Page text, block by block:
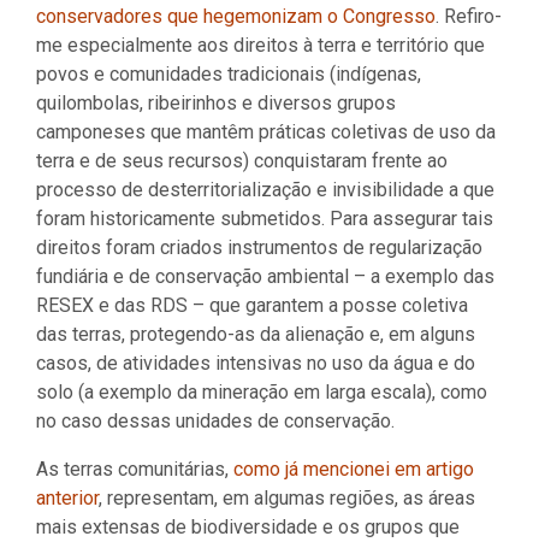
conservadores que hegemonizam o Congresso. Refiro-
me especialmente aos direitos à terra e território que
povos e comunidades tradicionais (indígenas,
quilombolas, ribeirinhos e diversos grupos
camponeses que mantêm práticas coletivas de uso da
terra e de seus recursos) conquistaram frente ao
processo de desterritorialização e invisibilidade a que
foram historicamente submetidos. Para assegurar tais
direitos foram criados instrumentos de regularização
fundiária e de conservação ambiental – a exemplo das
RESEX e das RDS – que garantem a posse coletiva
das terras, protegendo-as da alienação e, em alguns
casos, de atividades intensivas no uso da água e do
solo (a exemplo da mineração em larga escala), como
no caso dessas unidades de conservação.
As terras comunitárias, como já mencionei em artigo
anterior, representam, em algumas regiões, as áreas
mais extensas de biodiversidade e os grupos que